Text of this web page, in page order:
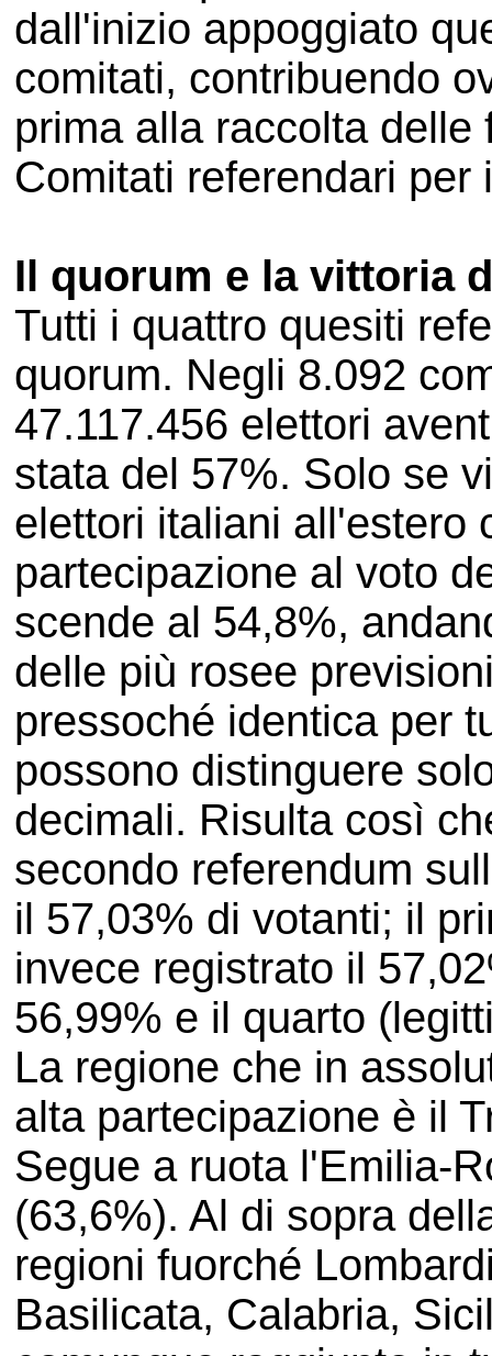
dall'inizio appoggiato
comitati, contribuendo
prima alla raccolta
Comitati referendari per
Il quorum e la vittoria
Tutti i quattro quesiti
quorum. Negli 8.092
47.117.456 elettori
stata del 57%. Solo se
elettori italiani all'estero
partecipazione al voto
scende al 54,8%,
delle più rosee
pressoché identica per
possono distinguere
decimali. Risulta così
secondo referendum
il 57,03% di votanti; il
invece registrato il
56,99% e il quarto
La regione che in
alta partecipazione è il
Segue a ruota l'Emilia-
(63,6%). Al di sopra
regioni fuorché
Basilicata, Calabria,